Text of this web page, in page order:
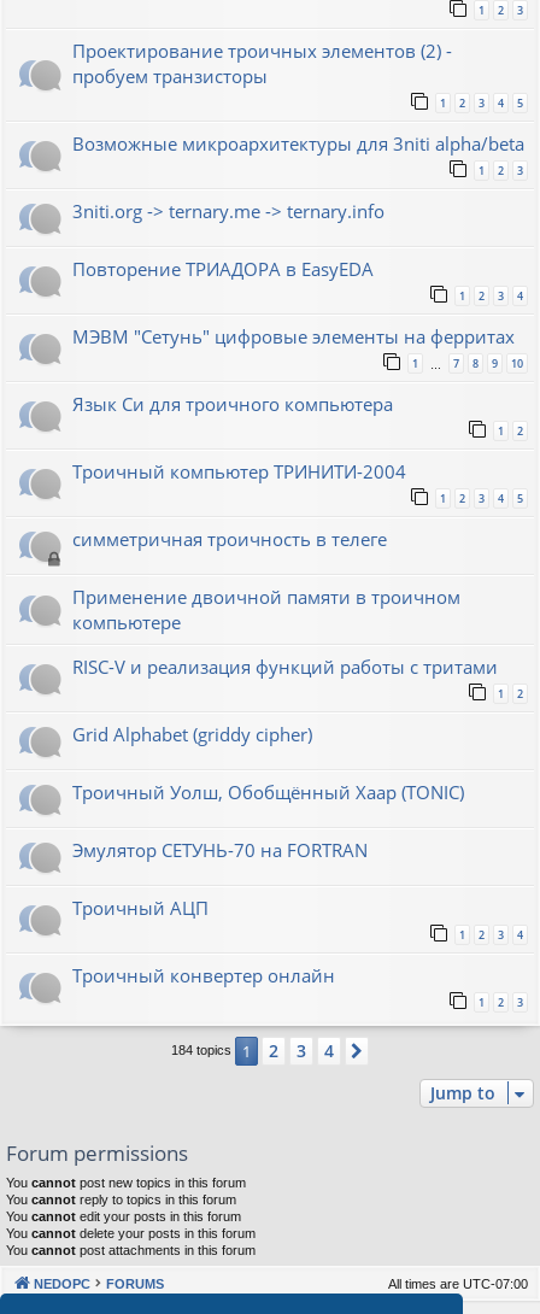
1 2 3
Проектирование троичных элементов (2) -
пробуем транзисторы
1 2 3 4 5
Возможные микроархитектуры для 3niti alpha/beta
1 2 3
3niti.org -> ternary.me -> ternary.info
Повторение ТРИАДОРА в EasyEDA
1 2 3 4
МЭВМ "Сетунь" цифровые элементы на ферритах
1 … 7 8 9 10
Язык Си для троичного компьютера
1 2
Троичный компьютер ТРИНИТИ-2004
1 2 3 4 5
симметричная троичность в телеге
Применение двоичной памяти в троичном
компьютере
RISC-V и реализация функций работы с тритами
1 2
Grid Alphabet (griddy cipher)
Троичный Уолш, Обобщённый Хаар (TONIC)
Эмулятор СЕТУНЬ-70 на FORTRAN
Троичный АЦП
1 2 3 4
Троичный конвертер онлайн
1 2 3
184 topics 1 2 3 4
Jump to
Forum permissions
You cannot post new topics in this forum
You cannot reply to topics in this forum
You cannot edit your posts in this forum
You cannot delete your posts in this forum
You cannot post attachments in this forum
NEDOPC FORUMS All times are UTC-07:00